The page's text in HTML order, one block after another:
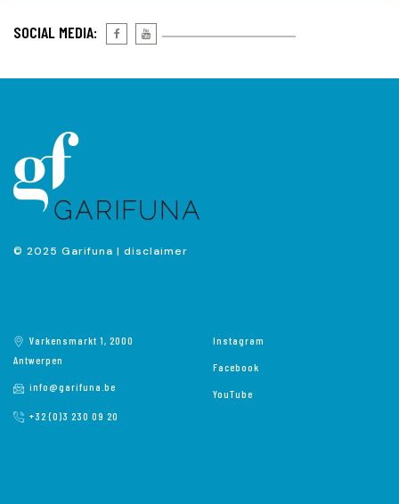
SOCIAL MEDIA:
© 2025 Garifuna | disclaimer
Varkensmarkt 1, 2000
Antwerpen
info@garifuna.be
+32 (0)3 230 09 20
Instagram
Facebook
YouTube